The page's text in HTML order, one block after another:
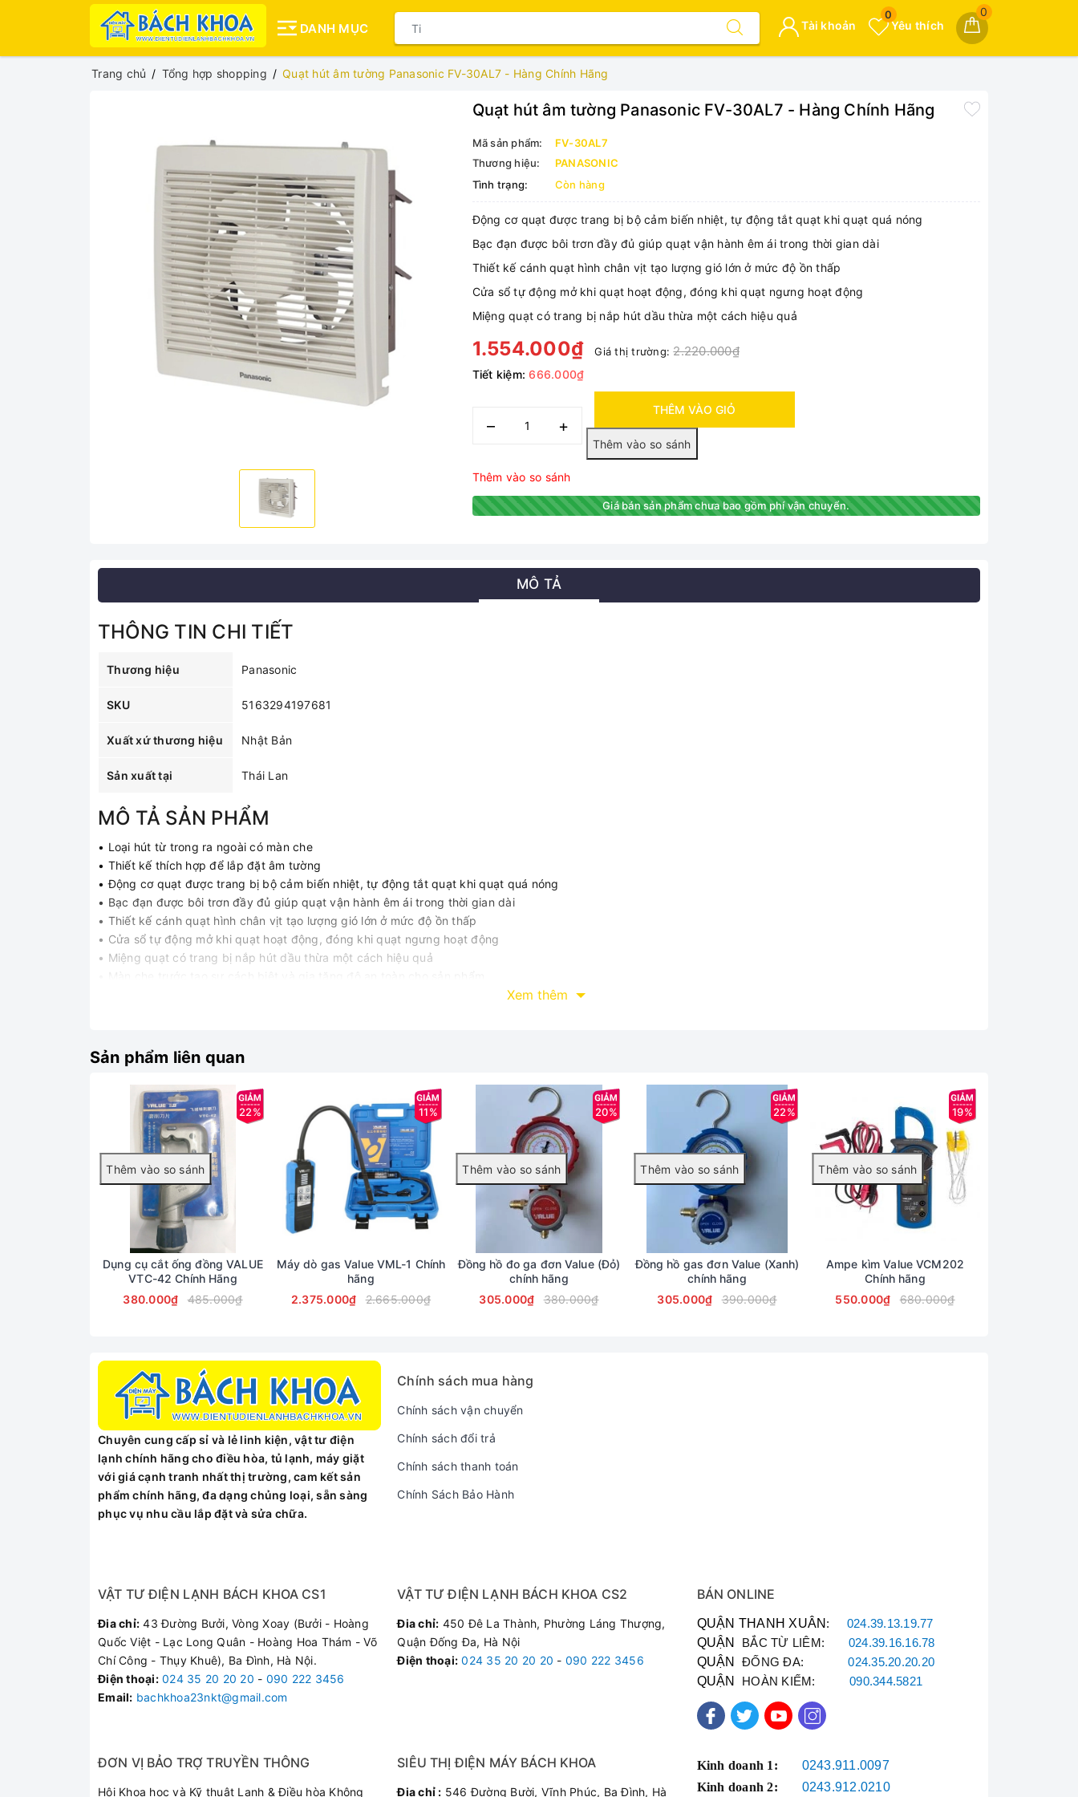
DANH MỤC
0
Yêu thích
0
Tài khoản
Trang chủ Tổng hợp shopping Quạt hút âm tường Panasonic FV-30AL7 - Hàng Chính Hãng
Quạt hút âm tường Panasonic FV-30AL7 - Hàng Chính Hãng
Mã sản phẩm:
FV-30AL7
Thương hiệu:
PANASONIC
Tình trạng:
Còn hàng
Động cơ quạt được trang bị bộ cảm biến nhiệt, tự động tắt quạt khi quạt quá nóng
Bạc đạn được bôi trơn đầy đủ giúp quạt vận hành êm ái trong thời gian dài
Thiết kế cánh quạt hình chân vịt tạo lượng gió lớn ở mức độ ồn thấp
Cửa sổ tự động mở khi quạt hoạt động, đóng khi quạt ngưng hoạt động
Miệng quạt có trang bị nắp hút dầu thừa một cách hiệu quả
1.554.000₫ Giá thị trường:2.220.000₫
Tiết kiệm:666.000₫
– +
THÊM VÀO GIỎ
Thêm vào so sánh
Giá bán sản phẩm chưa bao gồm phí vận chuyển.
MÔ TẢ
THÔNG TIN CHI TIẾT
Thương hiệu Panasonic
SKU 5163294197681
Xuất xứ thương hiệu Nhật Bản
Sản xuất tại Thái Lan
MÔ TẢ SẢN PHẨM
• Loại hút từ trong ra ngoài có màn che
• Thiết kế thích hợp để lắp đặt âm tường
• Động cơ quạt được trang bị bộ cảm biến nhiệt, tự động tắt quạt khi quạt quá nóng
• Bạc đạn được bôi trơn đầy đủ giúp quạt vận hành êm ái trong thời gian dài
• Thiết kế cánh quạt hình chân vịt tạo lượng gió lớn ở mức độ ồn thấp
• Cửa sổ tự động mở khi quạt hoạt động, đóng khi quạt ngưng hoạt động
• Miệng quạt có trang bị nắp hút dầu thừa một cách hiệu quả
Xem thêm
Sản phẩm liên quan
22%
Dụng cụ cắt ống đồng VALUE
VTC-42 Chính Hãng
380.000₫
485.000₫
11%
Máy dò gas Value VML-1 Chính
hãng
2.375.000₫
2.665.000₫
20%
Đồng hồ đo ga đơn Value (Đỏ)
chính hãng
305.000₫
380.000₫
22%
Đồng hồ gas đơn Value (Xanh)
chính hãng
305.000₫
390.000₫
19%
Ampe kìm Value VCM202
Chính hãng
550.000₫
680.000₫
Chuyên cung cấp sỉ và lẻ linh kiện, vật tư điện
lạnh chính hãng cho điều hòa, tủ lạnh, máy giặt
với giá cạnh tranh nhất thị trường, cam kết sản
phẩm chính hãng, đa dạng chủng loại, sẵn sàng
phục vụ nhu cầu lắp đặt và sửa chữa.
Chính sách mua hàng
Chính sách vận chuyển
Chính sách đổi trả
Chính sách thanh toán
Chính Sách Bảo Hành
VẬT TƯ ĐIỆN LẠNH BÁCH KHOA CS1
Đia chỉ: 43 Đường Bưởi, Vòng Xoay (Bưởi - Hoàng
Quốc Việt - Lạc Long Quân - Hoàng Hoa Thám - Võ
Chí Công - Thụy Khuê), Ba Đình, Hà Nội.
Điện thoại: 024 35 20 20 20 - 090 222 3456
Email: bachkhoa23nkt@gmail.com
VẬT TƯ ĐIỆN LẠNH BÁCH KHOA CS2
Đia chỉ: 450 Đê La Thành, Phường Láng Thượng,
Quận Đống Đa, Hà Nội
Điện thoại: 024 35 20 20 20 - 090 222 3456
BÁN ONLINE
QUẬN THANH XUÂN : 024.39.13.19.77
QUẬN BẮC TỪ LIÊM: 024.39.16.16.78
QUẬN ĐỐNG ĐA:024.35.20.20.20
QUẬN HOÀN KIẾM:090.344.5821
ĐƠN VỊ BẢO TRỢ TRUYỀN THÔNG
Hội Khoa học và Kỹ thuật Lạnh & Điều hòa Không
SIÊU THỊ ĐIỆN MÁY BÁCH KHOA
Đia chỉ : 546 Đường Bười, Vĩnh Phúc, Ba Đình, Hà
Kinh doanh 1:
0243.911.0097
Kinh doanh 2:
0243.912.0210